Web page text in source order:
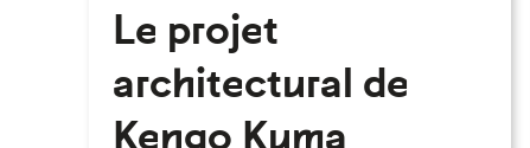
Le projet
architectural de
Kengo Kuma